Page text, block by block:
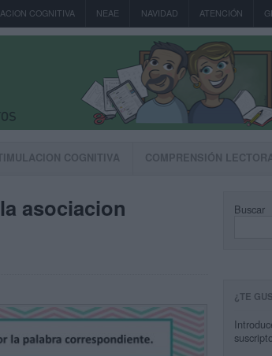
COGNITIVA NEAE NAVIDAD ATENCIÓN
COGNITIVA COMPRENSIÓN
asociacion
Buscar
¿TE